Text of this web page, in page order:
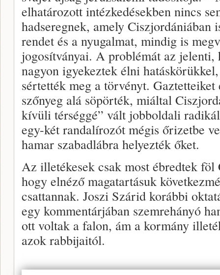
elhatározott intézkedésekben nincs
hadseregnek, amely Ciszjordániában
rendet és a nyugalmat, mindig is
jogosítványai. A problémát az
nagyon igyekeztek élni
sértették meg a törvényt. Gaztetteiket
szőnyeg alá söpörték, miáltal
kívüli térséggé” vált jobboldali
egy-két randalírozót mégis őrizetbe
hamar szabadlábra helyezték őket.
Az illetékesek csak most ébredtek
hogy elnéző magatartásuk
csattannak. Joszi Szárid korábbi
egy kommentárjában szemrehányó
ott voltak a falon, ám a kormány
azok rabbijaitól.